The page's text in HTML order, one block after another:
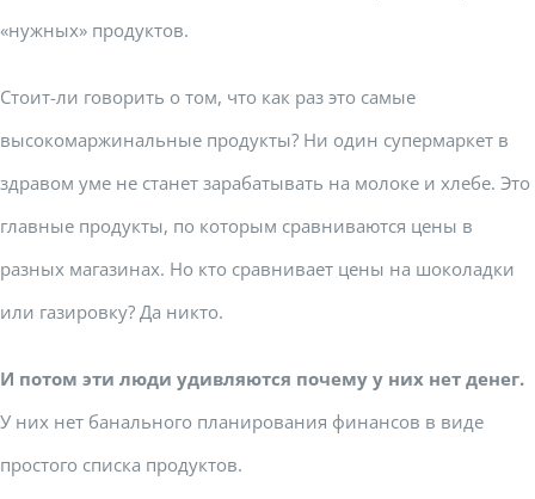
«нужных» продуктов.
Стоит-ли говорить о том, что как раз это самые
высокомаржинальные продукты? Ни один супермаркет в
здравом уме не станет зарабатывать на молоке и хлебе. Это
главные продукты, по которым сравниваются цены в
разных магазинах. Но кто сравнивает цены на шоколадки
или газировку? Да никто.
И потом эти люди удивляются почему у них нет денег.
У них нет банального планирования финансов в виде
простого списка продуктов.